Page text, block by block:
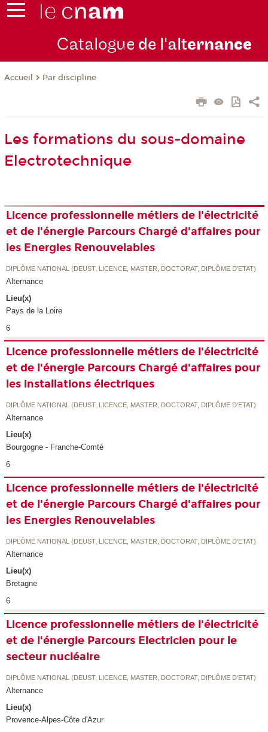
Catalogue de l'alternance
Accueil Par discipline
Les formations du sous-domaine
Electrotechnique
Licence professionnelle métiers de l'électricité
et de l'énergie Parcours Chargé d'affaires pour
les Energies Renouvelables
DIPLÔME NATIONAL (DEUST, LICENCE, MASTER, DOCTORAT, DIPLÔME D'ETAT)
Alternance
Lieu(x)
Pays de la Loire
6
Licence professionnelle métiers de l'électricité
et de l'énergie Parcours Chargé d'affaires pour
les installations électriques
DIPLÔME NATIONAL (DEUST, LICENCE, MASTER, DOCTORAT, DIPLÔME D'ETAT)
Alternance
Lieu(x)
Bourgogne - Franche-Comté
6
Licence professionnelle métiers de l'électricité
et de l'énergie Parcours Chargé d'affaires pour
les Energies Renouvelables
DIPLÔME NATIONAL (DEUST, LICENCE, MASTER, DOCTORAT, DIPLÔME D'ETAT)
Alternance
Lieu(x)
Bretagne
6
Licence professionnelle métiers de l'électricité
et de l'énergie Parcours Electricien pour le
secteur nucléaire
DIPLÔME NATIONAL (DEUST, LICENCE, MASTER, DOCTORAT, DIPLÔME D'ETAT)
Alternance
Lieu(x)
Provence-Alpes-Côte d'Azur